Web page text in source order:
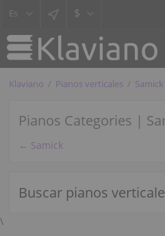
$
Klaviano Pianos verticales Samick
Pianos Categories |
← Samick
Buscar pianos
\